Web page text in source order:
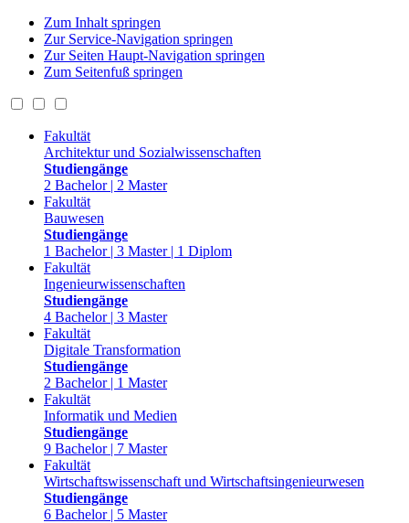
Zum Inhalt springen
Zur Service-Navigation springen
Zur Seiten Haupt-Navigation springen
Zum Seitenfuß springen
Fakultät
Architektur und Sozialwissenschaften
Studiengänge
2 Bachelor | 2 Master
Fakultät
Bauwesen
Studiengänge
1 Bachelor | 3 Master | 1 Diplom
Fakultät
Ingenieurwissenschaften
Studiengänge
4 Bachelor | 3 Master
Fakultät
Digitale Transformation
Studiengänge
2 Bachelor | 1 Master
Fakultät
Informatik und Medien
Studiengänge
9 Bachelor | 7 Master
Fakultät
Wirtschaftswissenschaft und Wirtschaftsingenieurwesen
Studiengänge
6 Bachelor | 5 Master